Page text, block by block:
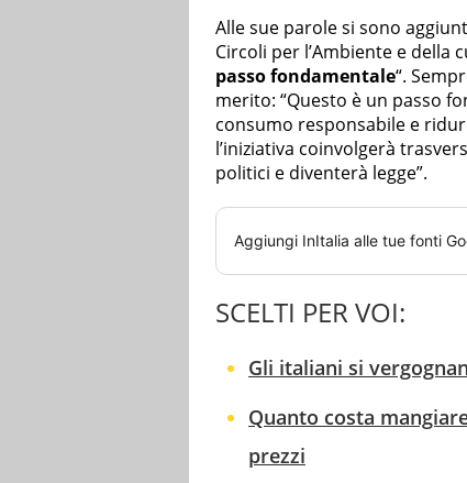
Alle sue parole si sono
Circoli per l’Ambiente e della
passo fondamentale“.
merito: “Questo è un passo
consumo responsabile e
l’iniziativa coinvolgerà
politici e diventerà legge”.
Aggiungi InItalia alle tue fonti
SCELTI PER VOI:
Gli italiani si
Quanto costa
prezzi